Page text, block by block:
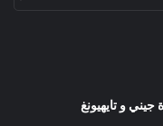
و تايهيونغ